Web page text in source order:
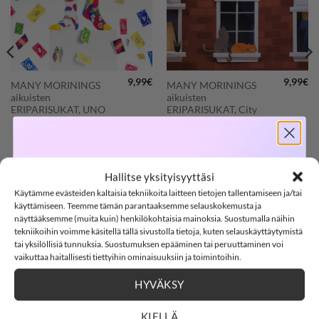
Hallitse yksityisyyttäsi
Käytämme evästeiden kaltaisia tekniikoita laitteen tietojen tallentamiseen ja/tai
käyttämiseen. Teemme tämän parantaaksemme selauskokemusta ja
näyttääksemme (muita kuin) henkilökohtaisia mainoksia. Suostumalla näihin
tekniikoihin voimme käsitellä tällä sivustolla tietoja, kuten selauskäyttäytymistä
tai yksilöllisiä tunnuksia. Suostumuksen epääminen tai peruuttaminen voi
vaikuttaa haitallisesti tiettyihin ominaisuuksiin ja toimintoihin.
HYVÄKSY
KIELLÄ
MANY MORININGS
aikuisten
ERIPARISUKAT, UNO
9,99€
MANY MORININGS
aikuisten
ERIPARISUKAT, City
9,99€
Clear
POMPULAT
SOFTSHELL
-15%
15% ALENNUS KOODILLA:SOFTSHELL15
Countdown ends in:
: 43